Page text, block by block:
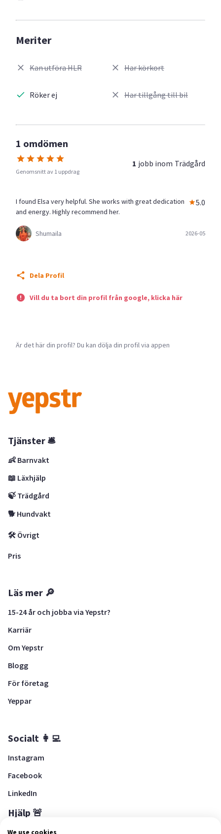
Meriter
Kan utföra HLR
Röker ej
Har körkort
Har tillgång till bil
1 omdömen
Genomsnitt av 1 uppdrag
1 jobb inom Trädgård
I found Elsa very helpful. She works with great dedication
and energy. Highly recommend her.
5.0
Shumaila 2026-05
Dela Profil
Vill du ta bort din profil från google, klicka här
Är det här din profil? Du kan dölja din profil via appen
Tjänster 🛎
👶 Barnvakt
📖 Läxhjälp
🍃 Trädgård
🐕 Hundvakt
🛠 Övrigt
Pris
Läs mer 🔎
15-24 år och jobba via Yepstr?
Karriär
Om Yepstr
Blogg
För företag
Yeppar
Socialt 👩‍💻
Instagram
Facebook
LinkedIn
Hjälp 🚨
Hjälpcenter
We use cookies